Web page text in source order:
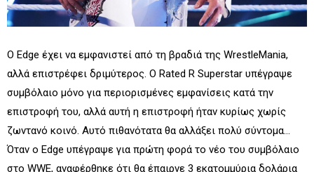
Ο Edge έχει να εμφανιστεί από τη βραδιά της WrestleMania,
αλλά επιστρέφει δριμύτερος. Ο Rated R Superstar υπέγραψε
συμβόλαιο μόνο για περιορισμένες εμφανίσεις κατά την
επιστροφή του, αλλά αυτή η επιστροφή ήταν κυρίως χωρίς
ζωντανό κοινό. Αυτό πιθανότατα θα αλλάξει πολύ σύντομα...
Όταν ο Edge υπέγραψε για πρώτη φορά το νέο του συμβόλαιο
στο WWE, αναφέρθηκε ότι θα έπαιρνε 3 εκατομμύρια δολάρια